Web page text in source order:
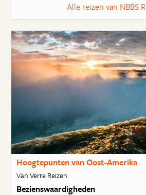
Alle reizen van NBBS
Hoogtepunten van Oost-Amerika
Van Verre Reizen
Bezienswaardigheden